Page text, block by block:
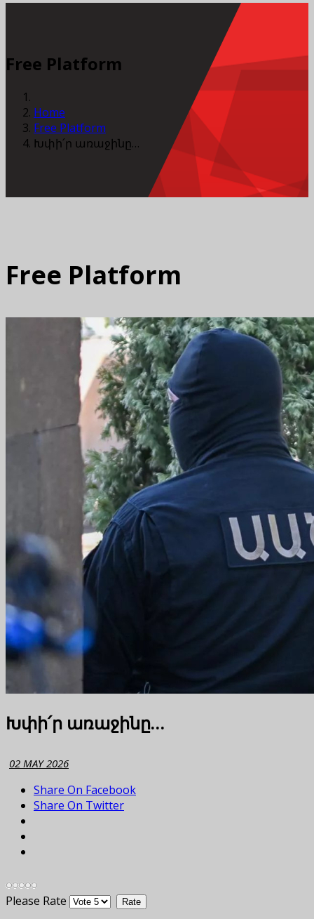
Free Platform
Home
Free Platform
Խփի՛ր առաջինը…
Free Platform
Խփի՛ր առաջինը…
02 MAY 2026
Share On Facebook
Share On Twitter
Please Rate